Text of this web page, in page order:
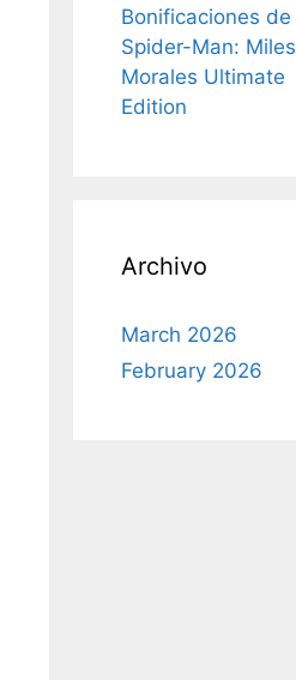
Bonificaciones de
Spider-Man: Miles
Morales Ultimate
Edition
Archivo
March 2026
February 2026